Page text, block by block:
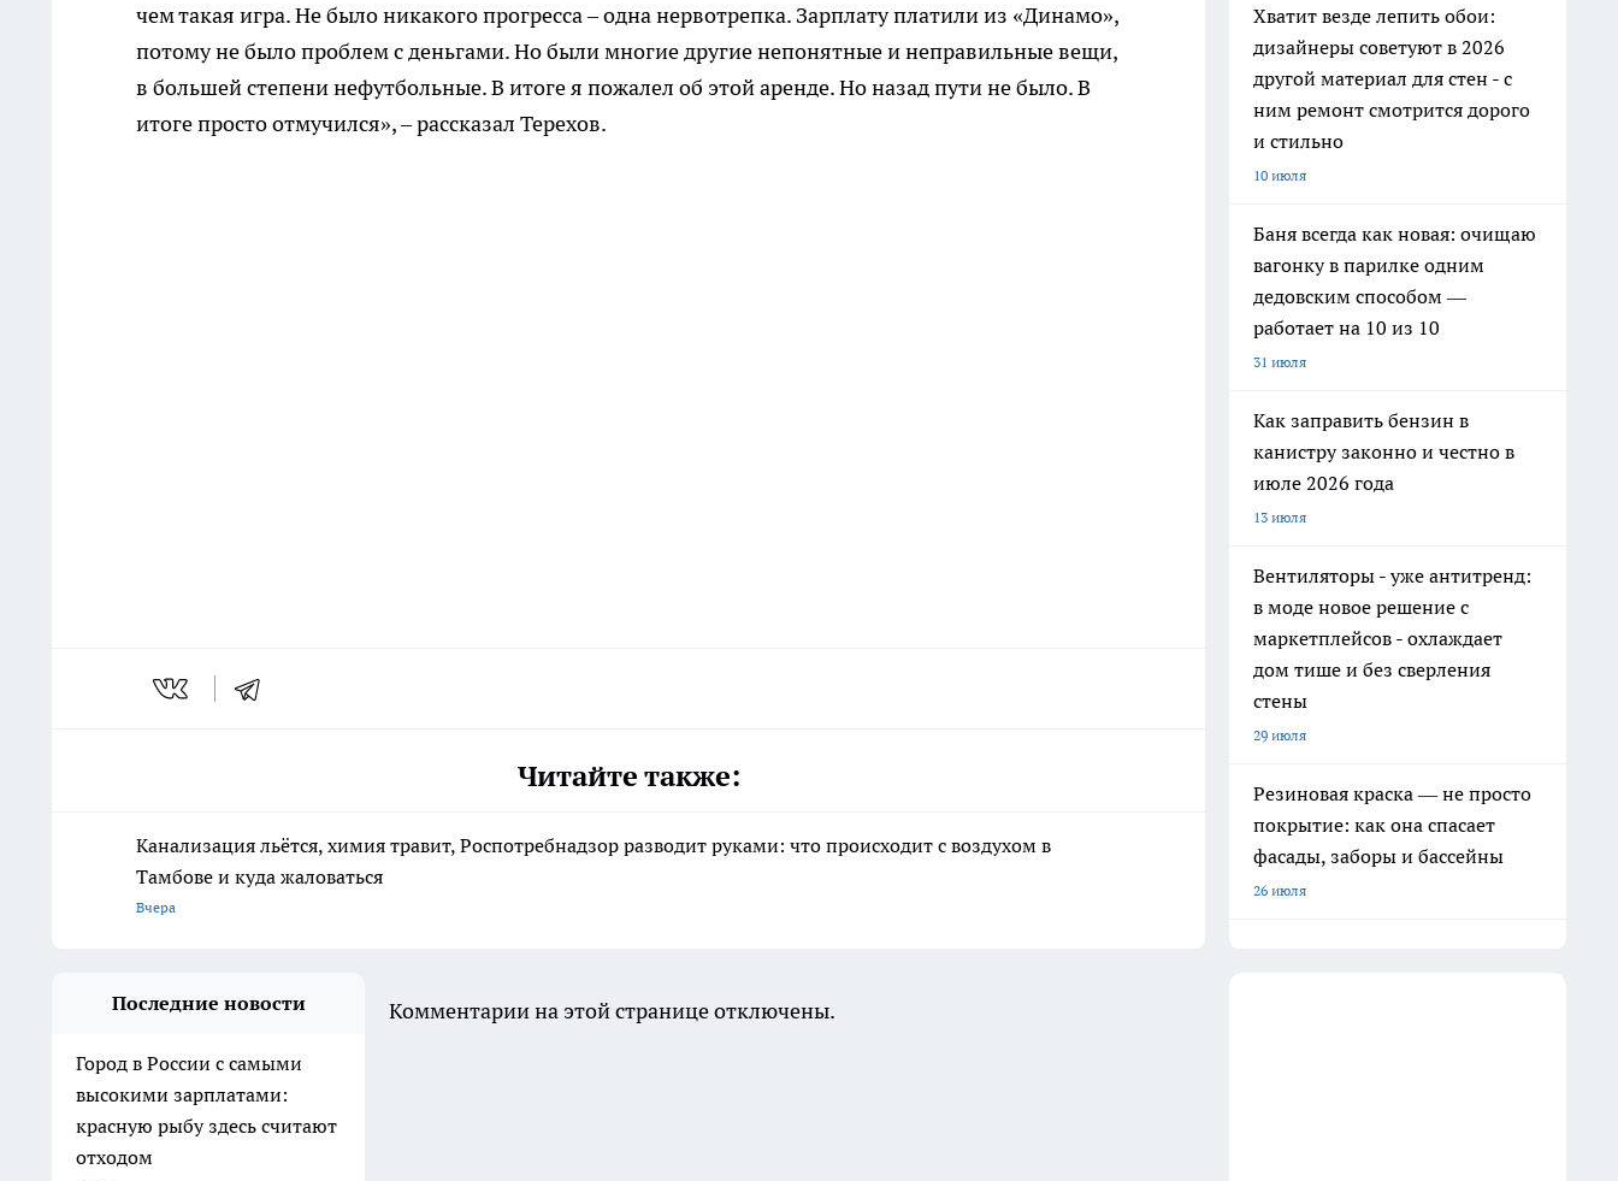
чем такая игра. Не было никакого прогресса – одна нервотрепка. Зарплату платили из «Динамо»,
потому не было проблем с деньгами. Но были многие другие непонятные и неправильные вещи,
в большей степени нефутбольные. В итоге я пожалел об этой аренде. Но назад пути не было. В
итоге просто отмучился», – рассказал Терехов.
Читайте также:
Канализация льётся, химия травит, Роспотребнадзор разводит руками: что происходит с воздухом в
Тамбове и куда жаловаться
Вчера
Хватит везде лепить обои:
дизайнеры советуют в 2026
другой материал для стен - с
ним ремонт смотрится дорого
и стильно
10 июля
Баня всегда как новая: очищаю
вагонку в парилке одним
дедовским способом —
работает на 10 из 10
31 июля
Как заправить бензин в
канистру законно и честно в
июле 2026 года
13 июля
Вентиляторы - уже антитренд:
в моде новое решение с
маркетплейсов - охлаждает
дом тише и без сверления
стены
29 июля
Резиновая краска — не просто
покрытие: как она спасает
фасады, заборы и бассейны
26 июля
Последние новости
Город в России с самыми
высокими зарплатами:
красную рыбу здесь считают
отходом
Комментарии на этой странице отключены.